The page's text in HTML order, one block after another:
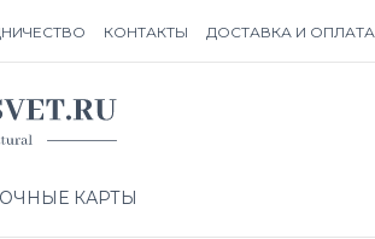
КОНТАКТЫ ДОСТАВКА И ОПЛАТА
КАРТЫ